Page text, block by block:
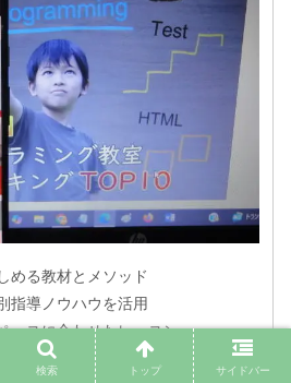
める教材とメソッド
指導ノウハウを活用
ースに合わせたレッスン
検索 トップ サイドバー